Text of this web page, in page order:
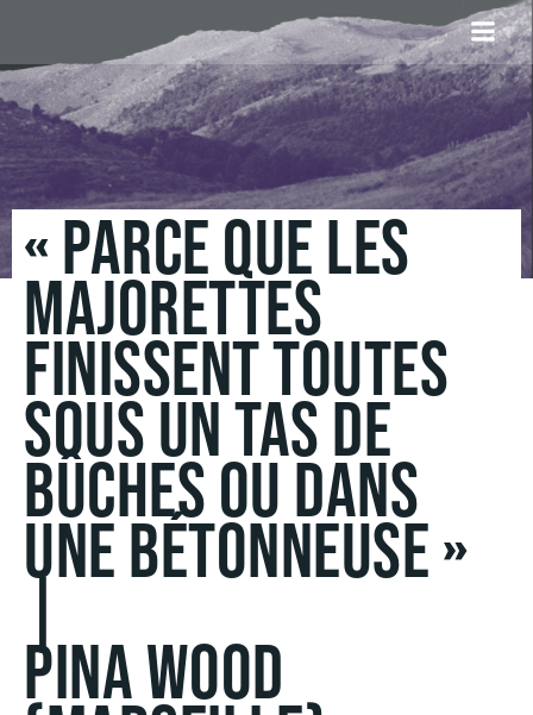
Aller
au
contenu
« PARCE QUE LES
MAJORETTES
FINISSENT TOUTES
SOUS UN TAS DE
BÛCHES OU DANS
UNE BÉTONNEUSE »
Pina Wood